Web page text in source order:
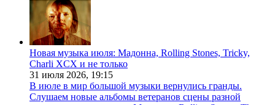
Новая музыка июля: Мадонна, Rolling Stones, Tricky,
Charli XCX и не только
31 июля 2026, 19:15
В июле в мир большой музыки вернулись гранды.
Слушаем новые альбомы ветеранов сцены разной